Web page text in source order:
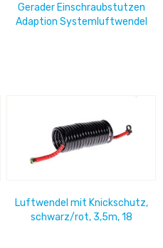
Gerader Einschraubstutzen
Adaption Systemluftwendel
Luftwendel mit Knickschutz,
schwarz/rot, 3,5m, 18